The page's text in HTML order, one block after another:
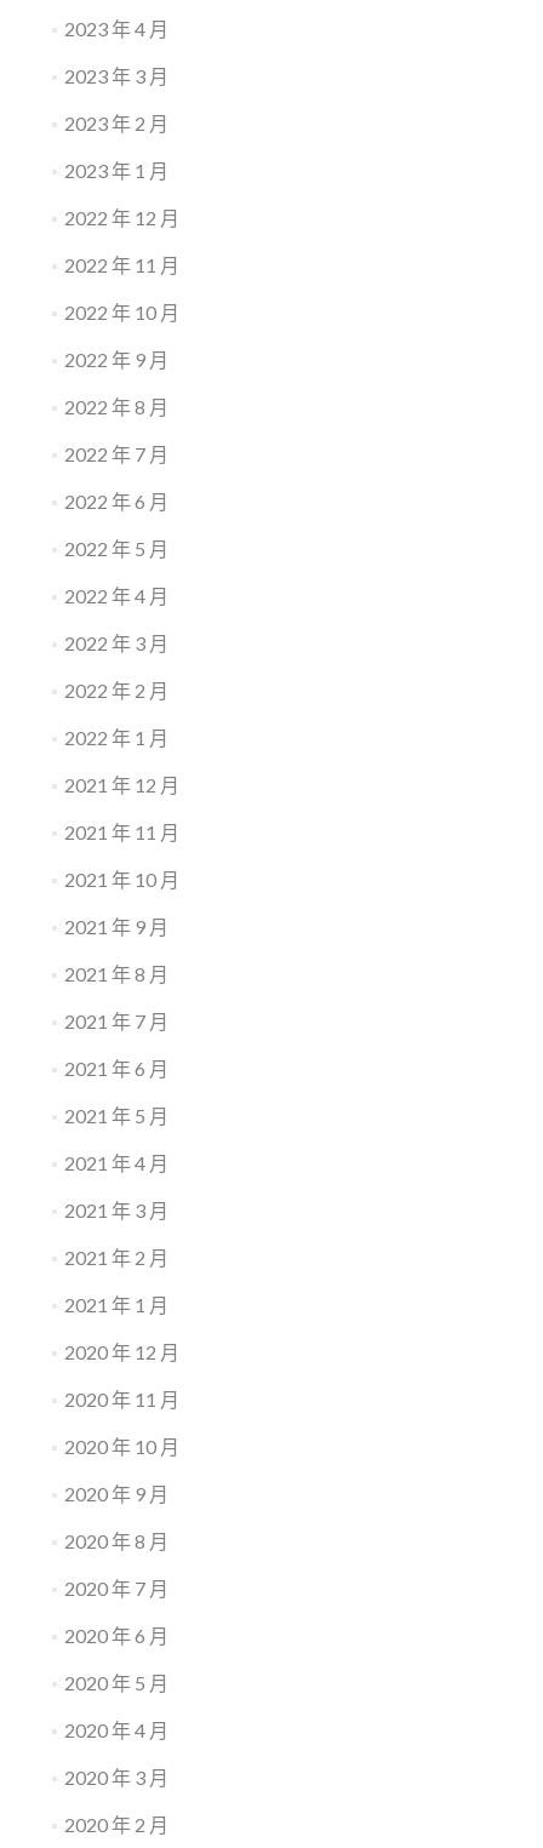
2023 年 4 月
2023 年 3 月
2023 年 2 月
2023 年 1 月
2022 年 12 月
2022 年 11 月
2022 年 10 月
2022 年 9 月
2022 年 8 月
2022 年 7 月
2022 年 6 月
2022 年 5 月
2022 年 4 月
2022 年 3 月
2022 年 2 月
2022 年 1 月
2021 年 12 月
2021 年 11 月
2021 年 10 月
2021 年 9 月
2021 年 8 月
2021 年 7 月
2021 年 6 月
2021 年 5 月
2021 年 4 月
2021 年 3 月
2021 年 2 月
2021 年 1 月
2020 年 12 月
2020 年 11 月
2020 年 10 月
2020 年 9 月
2020 年 8 月
2020 年 7 月
2020 年 6 月
2020 年 5 月
2020 年 4 月
2020 年 3 月
2020 年 2 月